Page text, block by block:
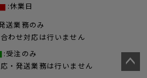
:休業日
送業務のみ
わせ対応は行いません
:受注のみ
・発送業務は行いません